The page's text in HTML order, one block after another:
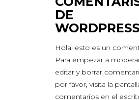
DE
WORDPRESS
Hola, esto es un
Para empezar a
editar y borrar
por favor, visita la
comentarios en el